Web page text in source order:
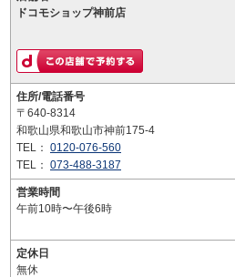
ドコモショップ神前店
住所/電話番号
〒640-8314
和歌山県和歌山市神前175-4
TEL： 0120-076-560
TEL： 073-488-3187
営業時間
午前10時〜午後6時
定休日
無休